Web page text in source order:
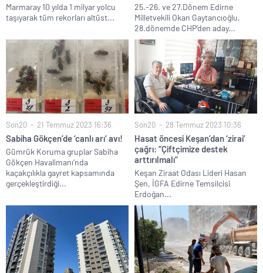
Marmaray 10 yılda 1 milyar yolcu
taşıyarak tüm rekorları altüst...
25.-26. ve 27.Dönem Edirne
Milletvekili Okan Gaytancıoğlu,
28.dönemde CHP’den aday...
Son20 21 Temmuz 2023 16:36
Sabiha Gökçen’de ‘canlı arı’ avı!
Gümrük Koruma gruplar Sabiha
Gökçen Havalimanı’nda
kaçakçılıkla gayret kapsamında
gerçekleştirdiği...
Son20 28 Temmuz 2023 10:36
Hasat öncesi Keşan’dan ‘zirai’
çağrı: “Çiftçimize destek
arttırılmalı”
Keşan Ziraat Odası Lideri Hasan
Şen, İGFA Edirne Temsilcisi
Erdoğan...